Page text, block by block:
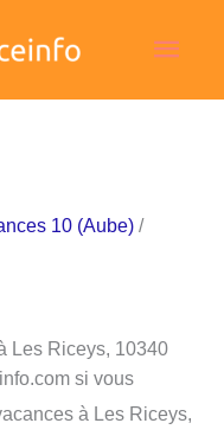
10 (Aube) /
Les Riceys, 10340
si vous
à Les Riceys,